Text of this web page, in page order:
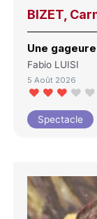
BIZET,
Une
Fabio LUISI
5 Août 2026
Spectacle